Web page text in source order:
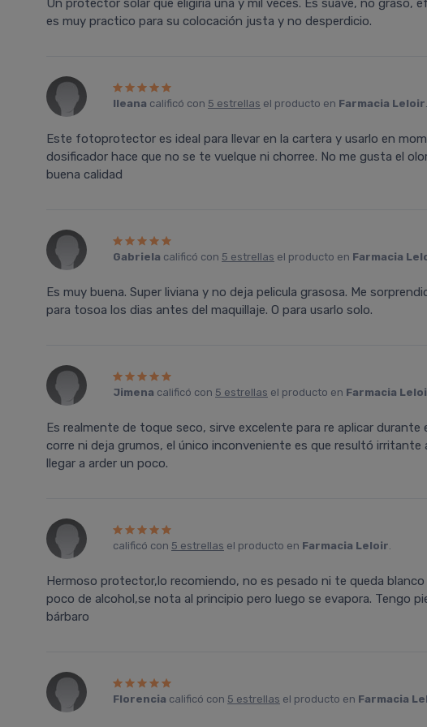
Un protector solar que eligiría una y mil veces. Es suave, no graso,
es muy practico para su colocación justa y no desperdicio.
Ileana calificó con 5 estrellas el producto en Farmacia Leloir.
Este fotoprotector es ideal para llevar en la cartera y usarlo en
dosificador hace que no se te vuelque ni chorree. No me gusta el
buena calidad
Gabriela calificó con 5 estrellas el producto en Farmacia
Es muy buena. Super liviana y no deja pelicula grasosa. Me
para tosoa los dias antes del maquillaje. O para usarlo solo.
Jimena calificó con 5 estrellas el producto en Farmacia
Es realmente de toque seco, sirve excelente para re aplicar durante
corre ni deja grumos, el único inconveniente es que resultó irritante
llegar a arder un poco.
calificó con 5 estrellas el producto en Farmacia Leloir.
Hermoso protector,lo recomiendo, no es pesado ni te queda blanco
poco de alcohol,se nota al principio pero luego se evapora. Tengo
bárbaro
Florencia calificó con 5 estrellas el producto en Farmacia